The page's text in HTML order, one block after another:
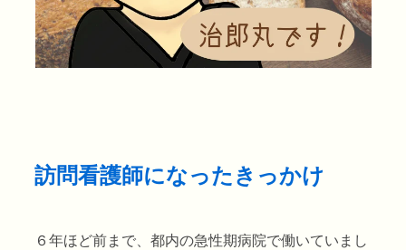
訪問看護師になったきっかけ
６年ほど前まで、都内の急性期病院で働いていまし